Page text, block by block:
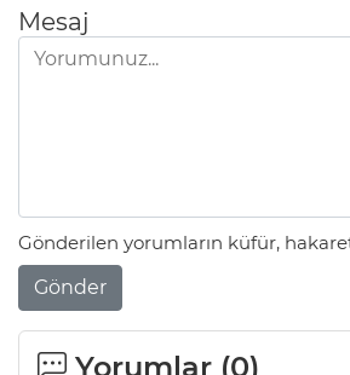
Mesaj
Gönderilen yorumların küfür,
Gönder
Yorumlar (0)